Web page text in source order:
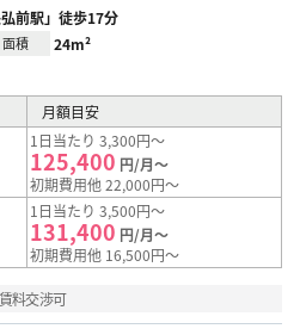
前駅」徒歩17分
面積 24m²
月額目安
1日当たり 3,300円～
125,400 円/月～
初期費用他 22,000円～
1日当たり 3,500円～
131,400 円/月～
初期費用他 16,500円～
賃料交渉可